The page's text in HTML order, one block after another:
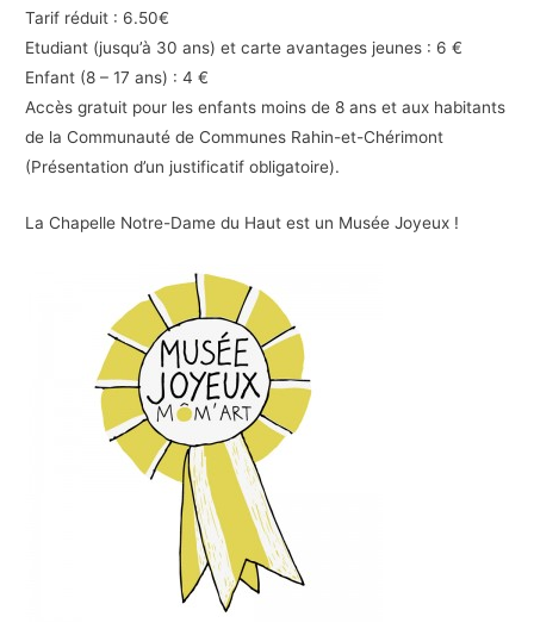
Tarif réduit : 6.50€
Etudiant (jusqu’à 30 ans) et carte avantages jeunes : 6 €
Enfant (8 – 17 ans) : 4 €
Accès gratuit pour les enfants moins de 8 ans et aux habitants
de la Communauté de Communes Rahin-et-Chérimont
(Présentation d’un justificatif obligatoire).
La Chapelle Notre-Dame du Haut est un Musée Joyeux !